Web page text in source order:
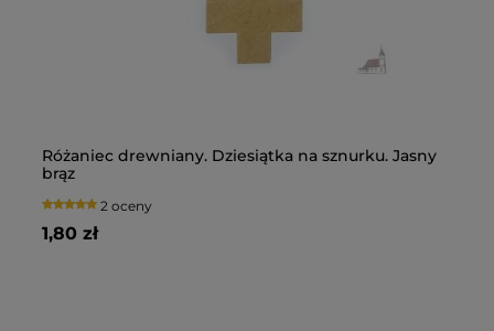
Różaniec drewniany. Dziesiątka na sznurku. Jasny
brąz
2 oceny
1,80 zł